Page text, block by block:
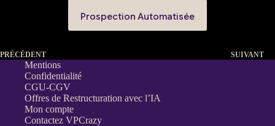
Prospection Automatisée
PRÉCÉDENT SUIVANT
Mentions
Confidentialité
CGU-CGV
Offres de Restructuration avec l’IA
Mon compte
Contactez VPCrazy